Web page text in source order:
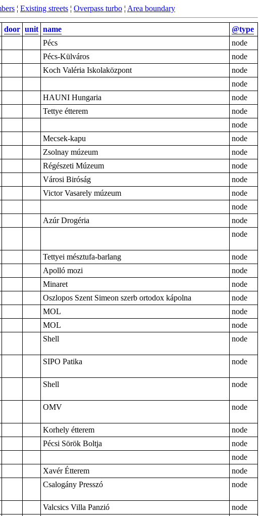
¦ Existing streets ¦ Overpass turbo ¦ Area boundary
door unit name
@type
Pécs
node
Pécs-Külváros
node
Koch Valéria Iskolaközpont
node
node
HAUNI Hungaria
node
Tettye étterem
node
node
Mecsek-kapu
node
Zsolnay múzeum
node
Régészeti Múzeum
node
Városi Biróság
node
Victor Vasarely múzeum
node
node
Azúr Drogéria
node
node
Tettyei mésztufa-barlang
node
Apolló mozi
node
Minaret
node
Oszlopos Szent Simeon szerb ortodox kápolna
node
MOL
node
MOL
node
Shell node
SIPO Patika node
Shell node
OMV node
Korhely étterem
node
Pécsi Sörök Boltja
node
node
Xavér Étterem
node
Csalogány Presszó node
Valcsics Villa Panzió
node